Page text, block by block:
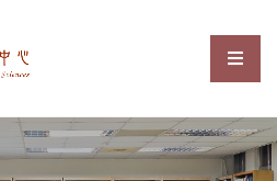
人文社會科選